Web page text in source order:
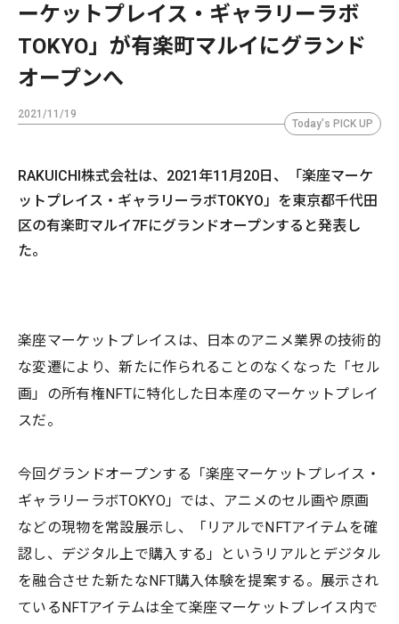
ーケットプレイス・ギャラリーラボ
TOKYO」が有楽町マルイにグランド
オープンへ
2021/11/19
Today's PICK UP
RAKUICHI株式会社は、2021年11月20日、「楽座マーケ
ットプレイス・ギャラリーラボTOKYO」を東京都千代田
区の有楽町マルイ7Fにグランドオープンすると発表し
た。
楽座マーケットプレイスは、日本のアニメ業界の技術的
な変遷により、新たに作られることのなくなった「セル
画」の所有権NFTに特化した日本産のマーケットプレイ
スだ。
今回グランドオープンする「楽座マーケットプレイス・
ギャラリーラボTOKYO」では、アニメのセル画や原画
などの現物を常設展示し、「リアルでNFTアイテムを確
認し、デジタル上で購入する」というリアルとデジタル
を融合させた新たなNFT購入体験を提案する。展示され
ているNFTアイテムは全て楽座マーケットプレイス内で